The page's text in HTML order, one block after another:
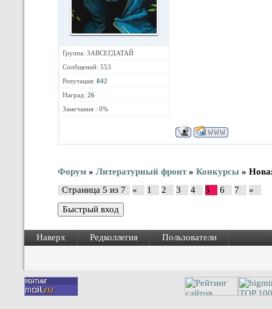
Группа: ЗАВСЕГДАТАЙ
Сообщений: 553
Репутация: 842
Наград: 26
Замечания : 0%
Форум » Литературный фронт » Конкурсы »
Страница 5 из 7 « 1 2 3 4 5 6 7 »
Наверх Редколлегия Пользователи